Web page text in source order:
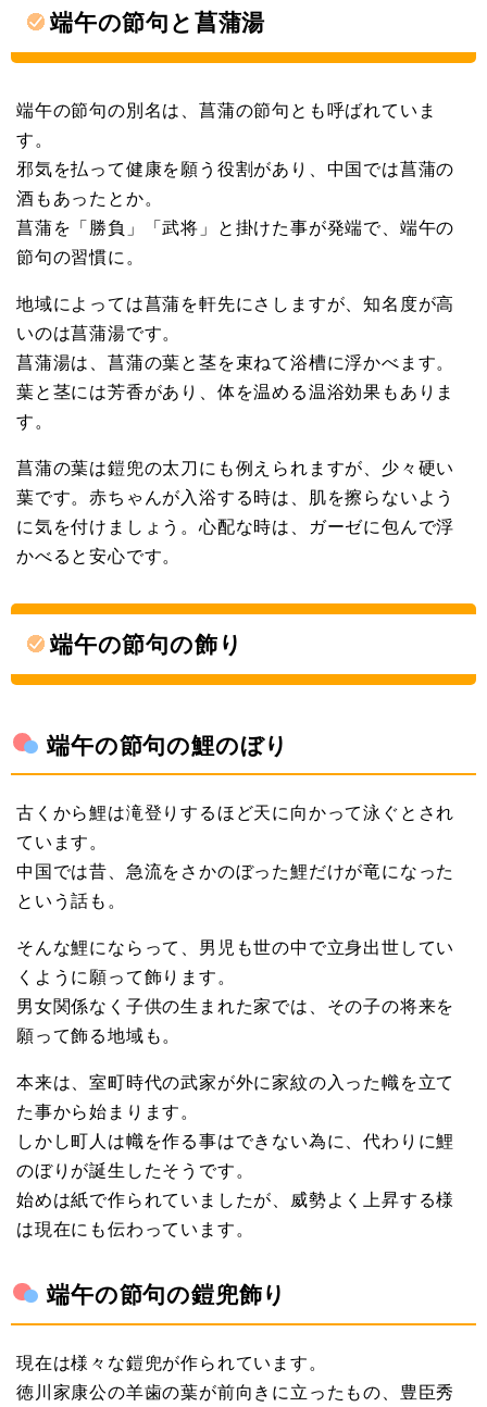
端午の節句と菖蒲湯
端午の節句の別名は、菖蒲の節句とも呼ばれていま
す。
邪気を払って健康を願う役割があり、中国では菖蒲の
酒もあったとか。
菖蒲を「勝負」「武将」と掛けた事が発端で、端午の
節句の習慣に。
地域によっては菖蒲を軒先にさしますが、知名度が高
いのは菖蒲湯です。
菖蒲湯は、菖蒲の葉と茎を束ねて浴槽に浮かべます。
葉と茎には芳香があり、体を温める温浴効果もありま
す。
菖蒲の葉は鎧兜の太刀にも例えられますが、少々硬い
葉です。赤ちゃんが入浴する時は、肌を擦らないよう
に気を付けましょう。心配な時は、ガーゼに包んで浮
かべると安心です。
端午の節句の飾り
端午の節句の鯉のぼり
古くから鯉は滝登りするほど天に向かって泳ぐとされ
ています。
中国では昔、急流をさかのぼった鯉だけが竜になった
という話も。
そんな鯉にならって、男児も世の中で立身出世してい
くように願って飾ります。
男女関係なく子供の生まれた家では、その子の将来を
願って飾る地域も。
本来は、室町時代の武家が外に家紋の入った幟を立て
た事から始まります。
しかし町人は幟を作る事はできない為に、代わりに鯉
のぼりが誕生したそうです。
始めは紙で作られていましたが、威勢よく上昇する様
は現在にも伝わっています。
端午の節句の鎧兜飾り
現在は様々な鎧兜が作られています。
徳川家康公の羊歯の葉が前向きに立ったもの、豊臣秀